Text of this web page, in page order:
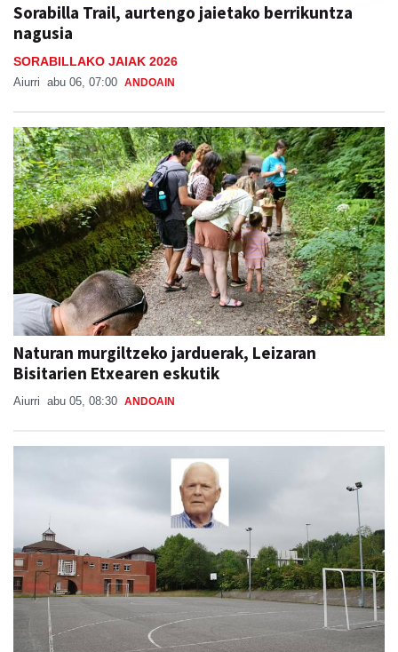
Sorabilla Trail, aurtengo jaietako berrikuntza
nagusia
SORABILLAKO JAIAK 2026
Aiurri abu 06, 07:00 ANDOAIN
Naturan murgiltzeko jarduerak, Leizaran
Bisitarien Etxearen eskutik
Aiurri abu 05, 08:30 ANDOAIN